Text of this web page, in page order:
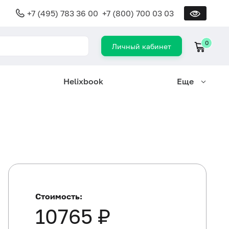
+7 (495) 783 36 00 +7 (800) 700 03 03
Личный кабинет 0
Helixbook Еще
Стоимость:
10765 ₽